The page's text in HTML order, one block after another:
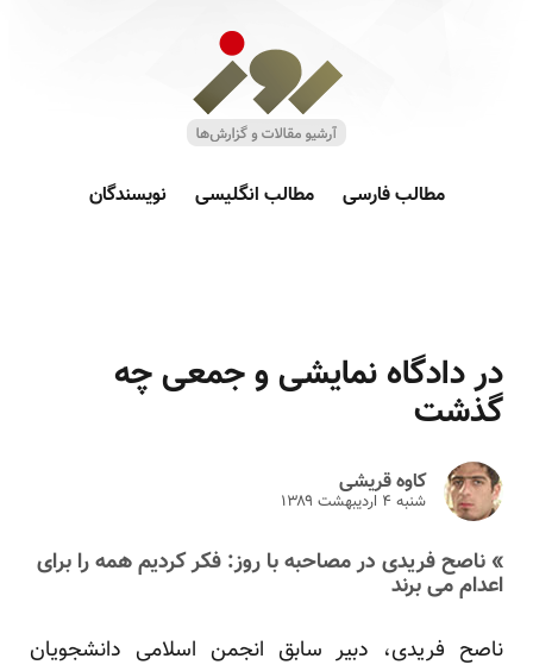
مطالب فارسی مطالب انگلیسی نویسندگان
در دادگاه نمایشی و جمعی چه
گذشت
کاوه قریشی
شنبه ۴ ارديبهشت ۱۳۸۹
» ناصح فریدی در مصاحبه با روز: فکر کردیم همه را برای
اعدام می برند
ناصح فریدی، دبیر سابق انجمن اسلامی دانشجویان